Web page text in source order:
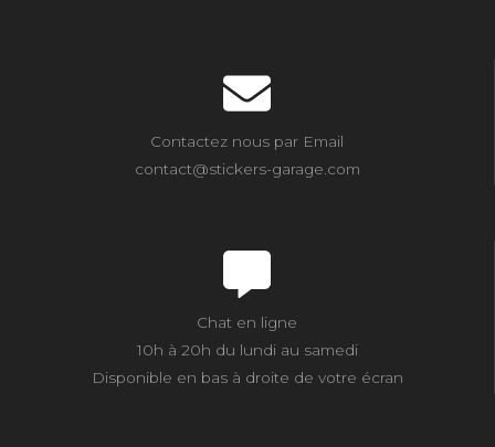
Contactez nous par Email
contact@stickers-garage.com
Chat en ligne
10h à 20h du lundi au samedi
Disponible en bas à droite de votre écran